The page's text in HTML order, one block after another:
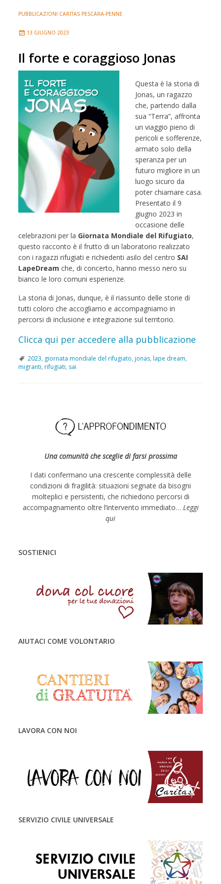
PUBBLICAZIONI CARITAS PESCARA-PENNE
13 GIUGNO 2023
Il forte e coraggioso Jonas
Questa è la storia di
Jonas, un ragazzo
che, partendo dalla
sua “Terra”, affronta
un viaggio pieno di
pericoli e sofferenze,
armato solo della
speranza per un
futuro migliore in un
luogo sicuro da
poter chiamare casa.
Presentato il 9
giugno 2023 in
occasione delle
celebrazioni per la Giornata Mondiale del Rifugiato,
questo racconto è il frutto di un laboratorio realizzato
con i ragazzi rifugiati e richiedenti asilo del centro SAI
LapeDream che, di concerto, hanno messo nero su
bianco le loro comuni esperienze.
La storia di Jonas, dunque, è il riassunto delle storie di
tutti coloro che accogliamo e accompagniamo in
percorsi di inclusione e integrazione sul territorio.
Clicca qui per accedere alla pubblicazione
2023, giornata mondiale del rifugiato,jonas,lape dream,
migranti,rifugiati, sai
g
o
Una comunità che sceglie di farsi prossima
I dati confermano una crescente complessità delle
condizioni di fragilità: situazioni segnate da bisogni
molteplici e persistenti, che richiedono percorsi di
accompagnamento oltre l’intervento immediato… Leggi
qui
SOSTIENICI
AIUTACI COME VOLONTARIO
LAVORA CON NOI
SERVIZIO CIVILE UNIVERSALE